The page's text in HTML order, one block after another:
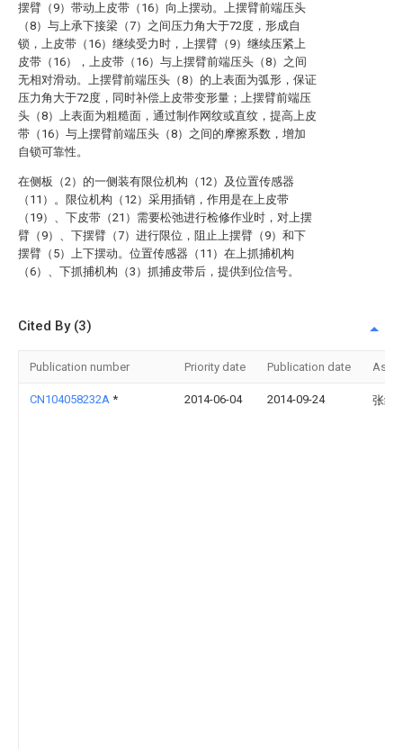
摆臂（9）带动上皮带（16）向上摆动。上摆臂前端压头
（8）与上承下接梁（7）之间压力角大于72度，形成自
锁，上皮带（16）继续受力时，上摆臂（9）继续压紧上
皮带（16），上皮带（16）与上摆臂前端压头（8）之间
无相对滑动。上摆臂前端压头（8）的上表面为弧形，保证
压力角大于72度，同时补偿上皮带变形量；上摆臂前端压
头（8）上表面为粗糙面，通过制作网纹或直纹，提高上皮
带（16）与上摆臂前端压头（8）之间的摩擦系数，增加
自锁可靠性。
在侧板（2）的一侧装有限位机构（12）及位置传感器
（11）。限位机构（12）采用插销，作用是在上皮带
（19）、下皮带（21）需要松弛进行检修作业时，对上摆
臂（9）、下摆臂（7）进行限位，阻止上摆臂（9）和下
摆臂（5）上下摆动。位置传感器（11）在上抓捕机构
（6）、下抓捕机构（3）抓捕皮带后，提供到位信号。
Cited By (3)
Publication number Priority date Publication date
CN104058232A * 2014-06-04 2014-09-24 张纬